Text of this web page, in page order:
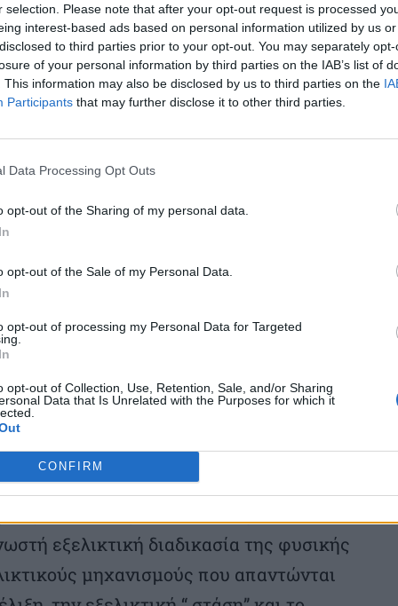
selection. Please note that after your opt-out request is processed
interest-based ads based on personal information utilized by us
to third parties prior to your opt-out. You may separately
of your personal information by third parties on the IAB’s list of
This information may also be disclosed by us to third parties on the
Participants that may further disclose it to other third parties.
Data Processing Opt Outs
opt-out of the Sharing of my personal data.
opt-out of the Sale of my Personal Data.
opt-out of processing my Personal Data for Targeted
opt-out of Collection, Use, Retention, Sale, and/or Sharing
Data that Is Unrelated with the Purposes for which it
CONFIRM
μετρήσεις από 87 κρανία
περιλαμβάνουν πρώιμα είδη, όπως ο
και τον Homo heidelbergensis, τους
πληθυσμούς του Homo sapiens.
πλειονότητα των καλά διατηρημένων
των τελευταίων δύο εκατομμυρίων
μια από τις πιο περιεκτικές εργασίες
εντός του γένους μας»¸ όπως
δεδομένων με έξι διαφορετικά
στατιστικές αναλύσεις για να
καλύτερα στις παρατηρούμενες
και του προσώπου στο γένος Homo.
εξελικτική διαδικασία της φυσικής
μηχανισμούς που απαντώνται